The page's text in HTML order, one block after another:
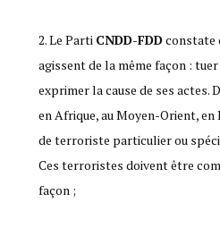
Le Parti CNDD-FDDconstate
agissent de la même façon :
exprimer la cause de ses actes.
en Afrique, au Moyen-Orient, en
de terroriste particulier ou
Ces terroristes doivent être
façon ;